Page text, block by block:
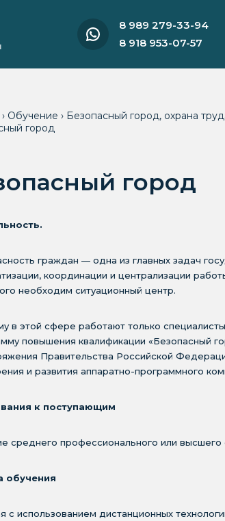
8 989 279-33-94
8 918 953-07-57
› Обучение › Безопасный город, охрана
город
город
граждан — одна из главных задач
координации и централизации
необходим ситуационный центр.
в этой сфере работают только
повышения квалификации «Безопасный
Правительства Российской
и развития аппаратно-программного
к поступающим
среднего профессионального или высшего
обучения
с использованием дистанционных